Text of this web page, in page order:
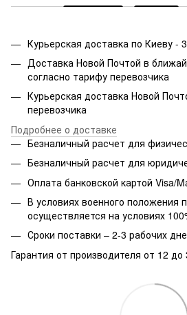
Курьерская доставка по Киеву -
Доставка Новой Почтой в
согласно тарифу перевозчика
Курьерская доставка Новой
перевозчика
Подробнее о доставке
Безналичный расчет для
Безналичный расчет для
Оплата банковской картой Visa/
В условиях военного положения
осуществляется на условиях
Сроки поставки – 2-3 рабочих
Гарантия от производителя от 12